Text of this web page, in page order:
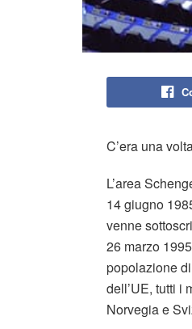
C’era una
L’area
14 giugno
venne
26 marzo
popolazione
dell’UE, tutti i
Norvegia e